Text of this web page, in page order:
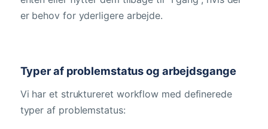
er behov for yderligere arbejde.
Typer af problemstatus og arbejdsgange
Vi har et struktureret workflow med definerede
typer af problemstatus: